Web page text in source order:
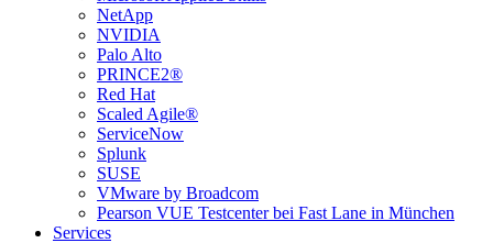
NetApp
NVIDIA
Palo Alto
PRINCE2®
Red Hat
Scaled Agile®
ServiceNow
Splunk
SUSE
VMware by Broadcom
Pearson VUE Testcenter bei Fast Lane in München
Services